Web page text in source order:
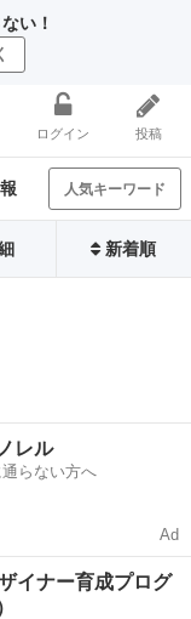
い！
ログイン 投稿
人気キーワード
新着順
レル
らない方へ
Ad
イナー育成プログ